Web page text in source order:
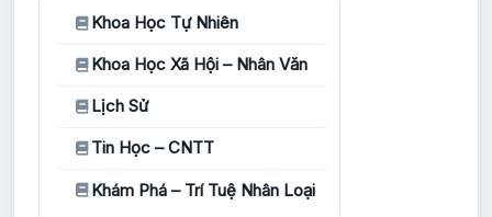
Khoa Học Tự Nhiên
Khoa Học Xã Hội – Nhân Văn
Lịch Sử
Tin Học – CNTT
Khám Phá – Trí Tuệ Nhân Loại